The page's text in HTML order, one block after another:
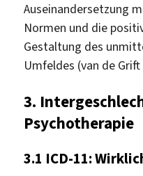
Auseinandersetzung
Normen und die
Gestaltung des
Umfeldes (van de
3.
Psychotherapie
3.1 ICD-11: